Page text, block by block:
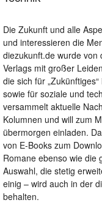
Die Zukunft und alle
und interessieren die
diezukunft.de wurde von
Verlags mit großer
die sich für
sowie für soziale und
versammelt aktuelle
Kolumnen und will zum
übermorgen einladen.
von E-Books zum
Romane ebenso wie die
Auswahl, die stetig
einig – wird auch in der
behalten.